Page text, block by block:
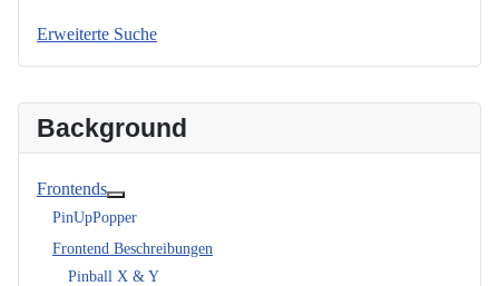
Background
Frontends
PinUpPopper
Frontend Beschreibungen
Pinball X & Y
Erweiterte Suche